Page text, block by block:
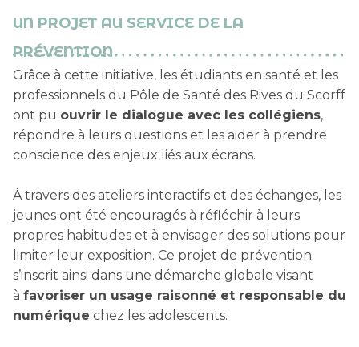
UN PROJET AU SERVICE DE LA
PRÉVENTION
Grâce à cette initiative, les étudiants en santé et les
professionnels du Pôle de Santé des Rives du Scorff
ont pu ouvrir le dialogue avec les collégiens,
répondre à leurs questions et les aider à prendre
conscience des enjeux liés aux écrans.
À travers des ateliers interactifs et des échanges, les
jeunes ont été encouragés à réfléchir à leurs
propres habitudes et à envisager des solutions pour
limiter leur exposition. Ce projet de prévention
s’inscrit ainsi dans une démarche globale visant
à favoriser un usage raisonné et responsable du
numérique chez les adolescents.